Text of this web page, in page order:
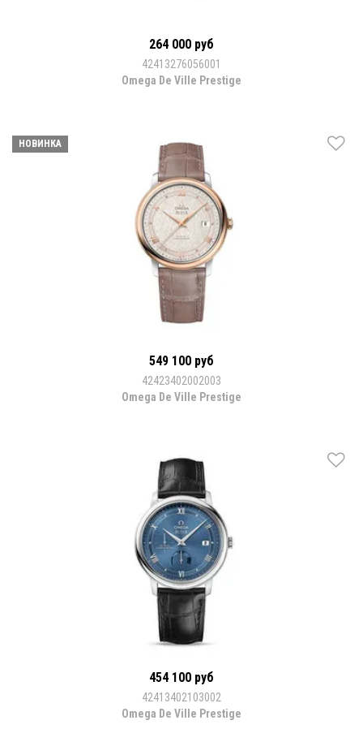
264 000 руб
42413276056001
Omega De Ville Prestige
НОВИНКА
549 100 руб
42423402002003
Omega De Ville Prestige
454 100 руб
42413402103002
Omega De Ville Prestige